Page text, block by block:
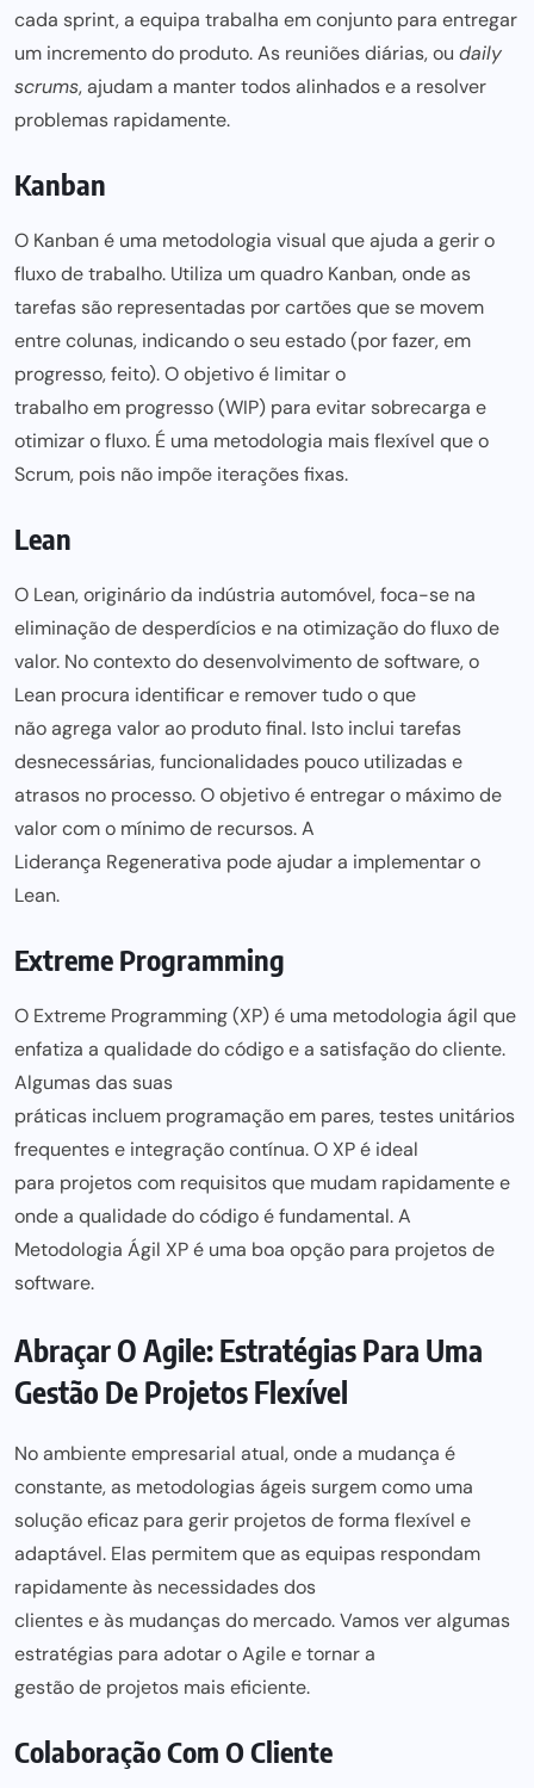
cada sprint, a equipa trabalha em conjunto para entregar
um incremento do produto. As reuniões diárias, ou daily
scrums, ajudam a manter todos alinhados e a resolver
problemas rapidamente.
Kanban
O Kanban é uma metodologia visual que ajuda a gerir o
fluxo de trabalho. Utiliza um quadro Kanban, onde as
tarefas são representadas por cartões que se movem
entre colunas, indicando o seu estado (por fazer, em
progresso, feito). O objetivo é limitar o
trabalho em progresso (WIP) para evitar sobrecarga e
otimizar o fluxo. É uma metodologia maisflexível que o
Scrum, pois não impõe iterações fixas.
Lean
O Lean, originário da indústria automóvel, foca-se na
eliminação de desperdícios e na otimização do fluxo de
valor. No contexto do desenvolvimento de software, o
Lean procura identificar e remover tudo o que
não agrega valorao produto final. Isto inclui tarefas
desnecessárias, funcionalidades pouco utilizadas e
atrasos no processo. O objetivo é entregar o máximo de
valor com o mínimode recursos. A
Liderança Regenerativa pode ajudar a implementar o
Lean.
Extreme Programming
O Extreme Programming (XP) é uma metodologia ágil que
enfatiza a qualidade do código e a satisfação do cliente.
Algumas das suas
práticas incluem programação em pares,testes unitários
frequentes e integração contínua. O XP é ideal
para projetoscom requisitos que mudam rapidamente e
onde a qualidade do código é fundamental. A
Metodologia Ágil XP é uma boa opção para projetosde
software.
Abraçar O Agile: Estratégias Para Uma
Gestão De Projetos Flexível
No ambiente empresarial atual, onde a mudança é
constante, as metodologias ágeis surgem como uma
solução eficaz para gerir projetosde forma flexível e
adaptável. Elas permitem que as equipas respondam
rapidamente às necessidades dos
clientes e às mudanças do mercado. Vamos ver algumas
estratégias para adotar o Agile e tornar a
gestão de projetos mais eficiente.
Colaboração Com O Cliente